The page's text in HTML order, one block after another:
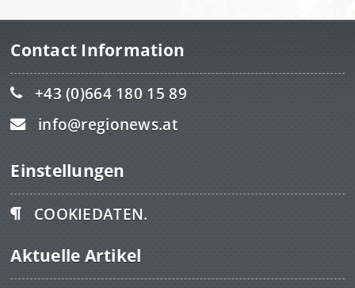
Contact Information
+43 (0)664 180 15 89
info@regionews.at
Einstellungen
COOKIEDATEN.
Aktuelle Artikel